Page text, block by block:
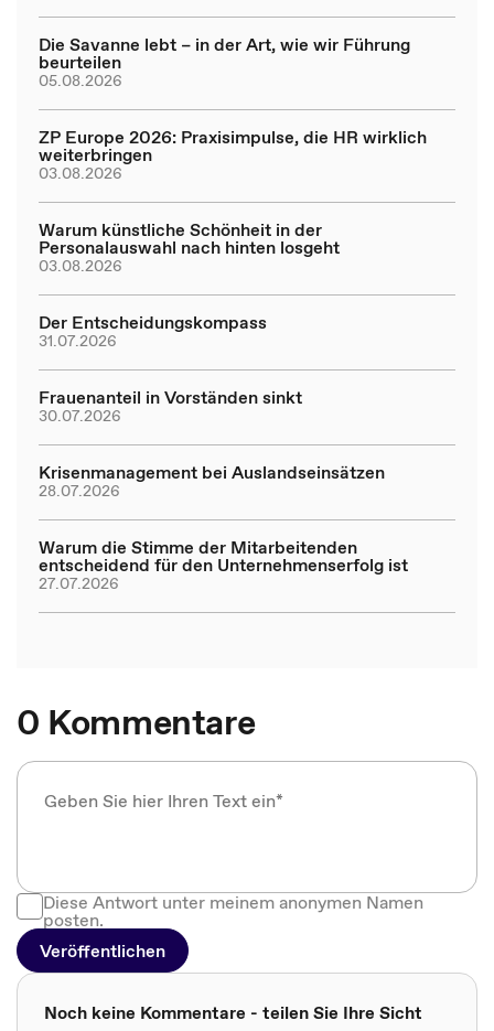
Die Savanne lebt – in der Art, wie wir Führung
beurteilen
05.08.2026
ZP Europe 2026: Praxisimpulse, die HR wirklich
weiterbringen
03.08.2026
Warum künstliche Schönheit in der
Personalauswahl nach hinten losgeht
03.08.2026
Der Entscheidungskompass
31.07.2026
Frauenanteil in Vorständen sinkt
30.07.2026
Krisenmanagement bei Auslandseinsätzen
28.07.2026
Warum die Stimme der Mitarbeitenden
entscheidend für den Unternehmenserfolg ist
27.07.2026
0 Kommentare
Diese Antwort unter meinem anonymen Namen
posten.
Veröffentlichen
Noch keine Kommentare - teilen Sie Ihre Sicht